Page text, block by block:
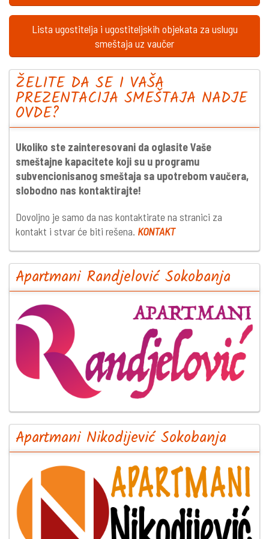
Lista ugostitelja i ugostiteljskih objekata za uslugu
smeštaja uz vaučer
ŽELITE DA SE I VAŠA
PREZENTACIJA SMEŠTAJA NADJE
OVDE?
Ukoliko ste zainteresovani da oglasite Vaše
smeštajne kapacitete koji su u programu
subvencionisanog smeštaja sa upotrebom vaučera,
slobodno nas kontaktirajte!
Dovoljno je samo da nas kontaktirate na stranici za
kontakt i stvar će biti rešena. KONTAKT
Apartmani Randjelović Sokobanja
Apartmani Nikodijević Sokobanja